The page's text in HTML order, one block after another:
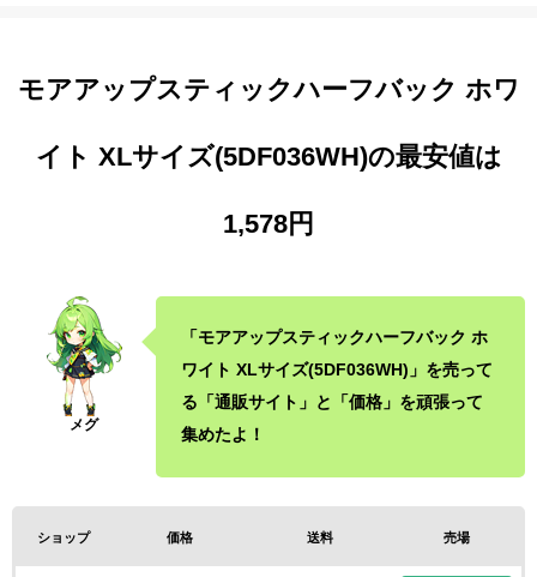
モアアップスティックハーフバック ホワ
イト XLサイズ(5DF036WH)の最安値は
1,578円
「モアアップスティックハーフバック ホ
ワイト XLサイズ(5DF036WH)」を売って
る「通販サイト」と「価格」を頑張って
集めたよ！
ショップ 価格 送料 売場